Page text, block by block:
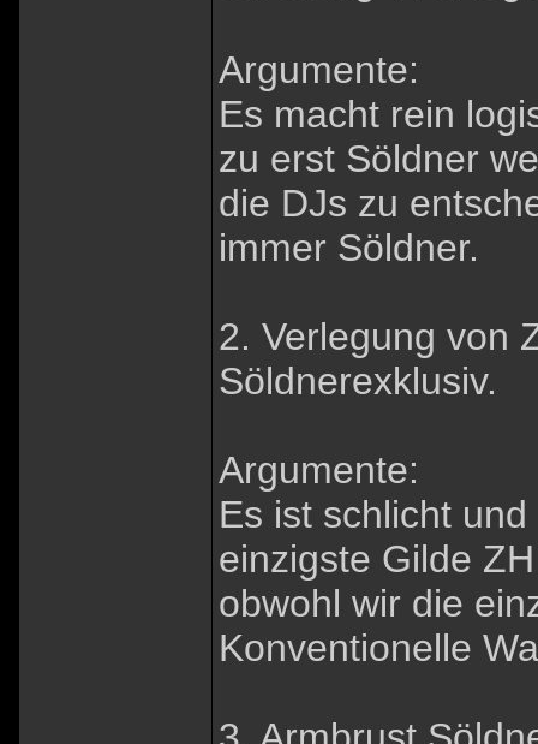
Argumente:
Es macht rein
zu erst Söldner
die DJs zu
immer Söldner.
2. Verlegung von
Söldnerexklusiv.
Argumente:
Es ist schlicht
einzigste Gilde
obwohl wir die
Konventionelle